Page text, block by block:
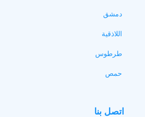
دمشق
اللاذقية
طرطوس
حمص
اتصل بنا